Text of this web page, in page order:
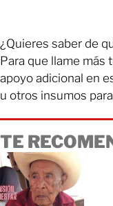
¿Quieres saber de
Para que llame más
apoyo adicional en
u otros insumos
TE